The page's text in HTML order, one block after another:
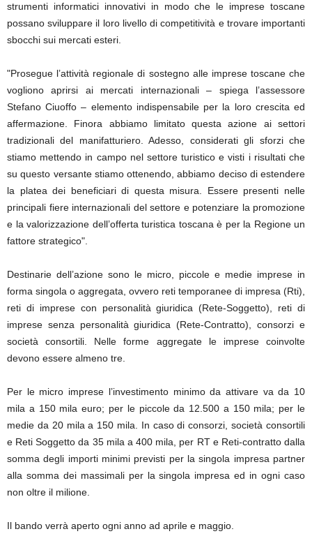
strumenti informatici innovativi in modo che le imprese toscane
possano sviluppare il loro livello di competitività e trovare importanti
sbocchi sui mercati esteri.
"Prosegue l’attività regionale di sostegno alle imprese toscane che
vogliono aprirsi ai mercati internazionali – spiega l’assessore
Stefano Ciuoffo – elemento indispensabile per la loro crescita ed
affermazione. Finora abbiamo limitato questa azione ai settori
tradizionali del manifatturiero. Adesso, considerati gli sforzi che
stiamo mettendo in campo nel settore turistico e visti i risultati che
su questo versante stiamo ottenendo, abbiamo deciso di estendere
la platea dei beneficiari di questa misura. Essere presenti nelle
principali fiere internazionali del settore e potenziare la promozione
e la valorizzazione dell’offerta turistica toscana è per la Regione un
fattore strategico".
Destinarie dell’azione sono le micro, piccole e medie imprese in
forma singola o aggregata, ovvero reti temporanee di impresa (Rti),
reti di imprese con personalità giuridica (Rete-Soggetto), reti di
imprese senza personalità giuridica (Rete-Contratto), consorzi e
società consortili. Nelle forme aggregate le imprese coinvolte
devono essere almeno tre.
Per le micro imprese l’investimento minimo da attivare va da 10
mila a 150 mila euro; per le piccole da 12.500 a 150 mila; per le
medie da 20 mila a 150 mila. In caso di consorzi, società consortili
e Reti Soggetto da 35 mila a 400 mila, per RT e Reti-contratto dalla
somma degli importi minimi previsti per la singola impresa partner
alla somma dei massimali per la singola impresa ed in ogni caso
non oltre il milione.
Il bando verrà aperto ogni anno ad aprile e maggio.